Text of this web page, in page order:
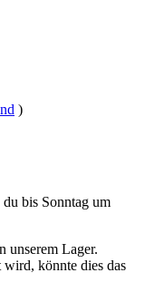
)
du bis Sonntag um
unserem Lager.
könnte dies das